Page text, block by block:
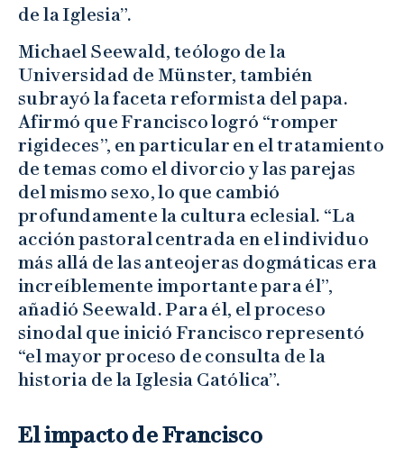
de la Iglesia”.
Michael Seewald, teólogo de la
Universidad de Münster, también
subrayó la faceta reformista del papa.
Afirmó que Francisco logró “romper
rigideces”, en particular en el tratamiento
de temas como el divorcio y las parejas
del mismo sexo, lo que cambió
profundamente la cultura eclesial. “La
acción pastoral centrada en el individuo
más allá de las anteojeras dogmáticas era
increíblemente importante para él”,
añadió Seewald. Para él, el proceso
sinodal que inició Francisco representó
“el mayor proceso de consulta de la
historia de la Iglesia Católica”.
El impacto de Francisco